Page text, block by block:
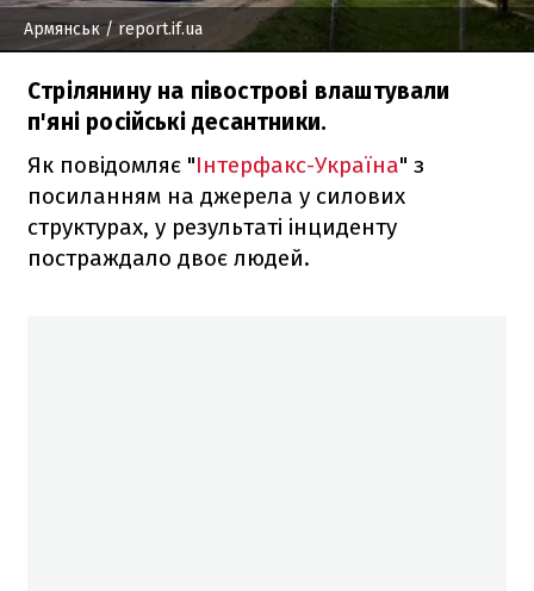
Армянськ/ report.if.ua
Стрілянину на півострові влаштували
п'яні російські десантники.
Як повідомляє "Інтерфакс-Україна" з
посиланням на джерела у силових
структурах, у результаті інциденту
постраждало двоє людей.